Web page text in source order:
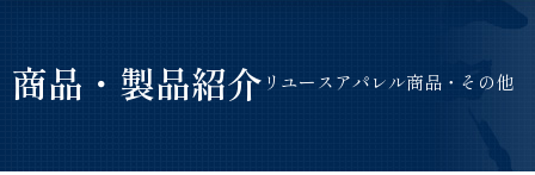
商品・製品紹介 リユースアパレル商品・その他